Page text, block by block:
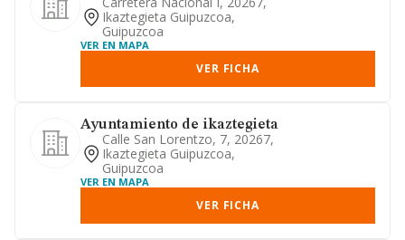
Ikaztegieta Guipuzcoa,
Guipuzcoa
VER EN MAPA
VER FICHA
Ayuntamiento de ikaztegieta
Calle San Lorentzo, 7, 20267,
Ikaztegieta Guipuzcoa,
Guipuzcoa
VER EN MAPA
VER FICHA